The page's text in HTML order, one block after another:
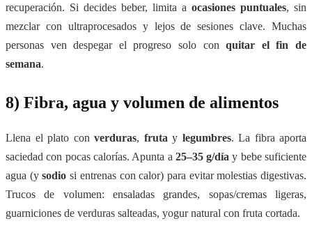
recuperación. Si decides beber, limita a ocasiones puntuales, sin
mezclar con ultraprocesados y lejos de sesiones clave. Muchas
personas ven despegar el progreso solo conquitar el fin de
semana.
8) Fibra, agua y volumen de alimentos
Llena el plato con verduras, fruta y legumbres. La fibra aporta
saciedad con pocas calorías. Apunta a 25–35 g/día y bebe suficiente
agua (ysodio si entrenas con calor) para evitar molestias digestivas.
Trucos de volumen: ensaladas grandes, sopas/cremas ligeras,
guarniciones de verduras salteadas, yogur natural con fruta cortada.